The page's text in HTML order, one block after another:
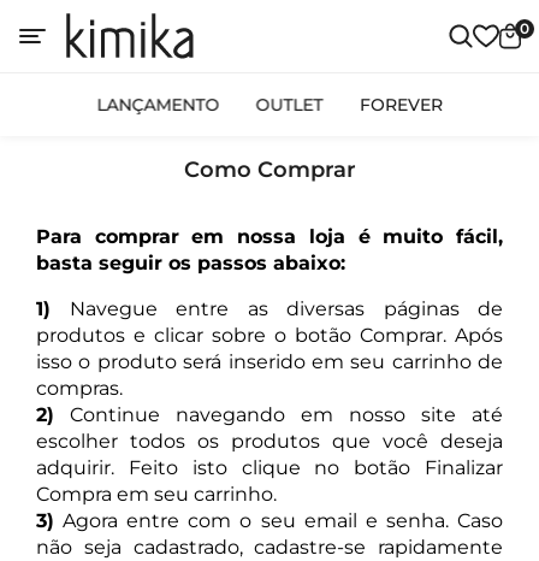
0
LANÇAMENTO OUTLET FOREVER
Como Comprar
Para comprar em nossa loja é muito fácil,
basta seguir os passos abaixo:
1) Navegue entre as diversas páginas de
produtos e clicar sobre o botão Comprar. Após
isso o produto será inserido em seu carrinho de
compras.
2) Continue navegando em nosso site até
escolher todos os produtos que você deseja
adquirir. Feito isto clique no botão Finalizar
Compra em seu carrinho.
3) Agora entre com o seu email e senha. Caso
não seja cadastrado, cadastre-se rapidamente